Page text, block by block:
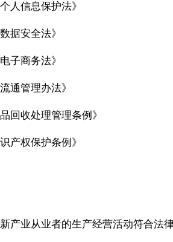
人信息保护法》
据安全法》
子商务法》
通管理办法》
回收处理管理条例》
产权保护条例》
产业从业者的生产经营活动符合法